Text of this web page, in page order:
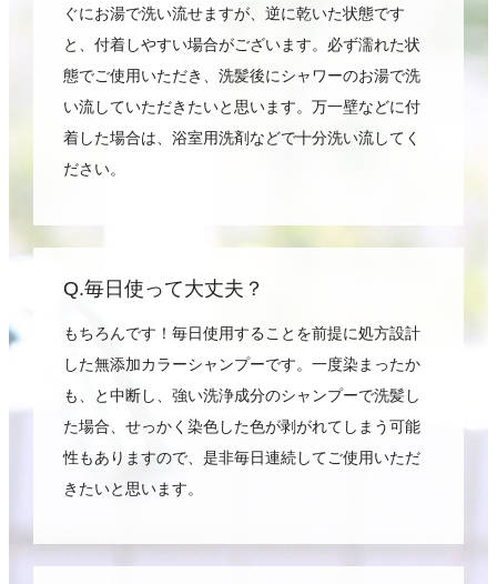
ぐにお湯で洗い流せますが、逆に乾いた状態です
と、付着しやすい場合がございます。必ず濡れた状
態でご使用いただき、洗髪後にシャワーのお湯で洗
い流していただきたいと思います。万一壁などに付
着した場合は、浴室用洗剤などで十分洗い流してく
ださい。
Q.毎日使って大丈夫？
もちろんです！毎日使用することを前提に処方設計
した無添加カラーシャンプーです。一度染まったか
も、と中断し、強い洗浄成分のシャンプーで洗髪し
た場合、せっかく染色した色が剥がれてしまう可能
性もありますので、是非毎日連続してご使用いただ
きたいと思います。